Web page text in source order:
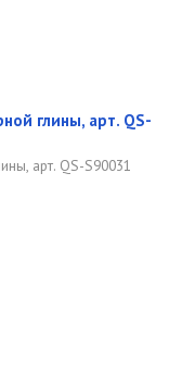
глины, арт. QS-
арт. QS-S90031